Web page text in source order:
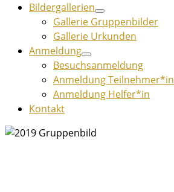
Bildergallerien
Gallerie Gruppenbilder
Gallerie Urkunden
Anmeldung
Besuchsanmeldung
Anmeldung Teilnehmer*in
Anmeldung Helfer*in
Kontakt